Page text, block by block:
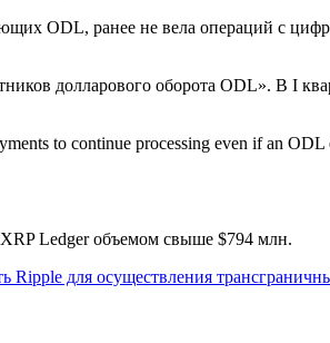
ODL, ранее не вела операций с
долларового оборота ODL». В I
to continue processing even if an
XRP Ledger объемом свыше $794 млн.
Ripple для осуществления